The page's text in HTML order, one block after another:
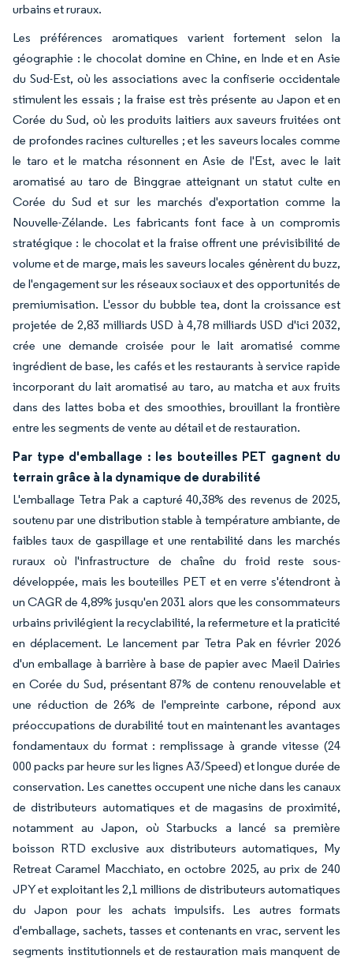
urbains et ruraux.
Les préférences aromatiques varient fortement selon la
géographie : le chocolat domine en Chine, en Inde et en Asie
du Sud-Est, où les associations avec la confiserie occidentale
stimulent les essais ; la fraise est très présente au Japon et en
Corée du Sud, où les produits laitiers aux saveurs fruitées ont
de profondes racines culturelles ; et les saveurs locales comme
le taro et le matcha résonnent en Asie de l'Est, avec le lait
aromatisé au taro de Binggrae atteignant un statut culte en
Corée du Sud et sur les marchés d'exportation comme la
Nouvelle-Zélande. Les fabricants font face à un compromis
stratégique : le chocolat et la fraise offrent une prévisibilité de
volume et de marge, mais les saveurs locales génèrent du buzz,
de l'engagement sur les réseaux sociaux et des opportunités de
premiumisation. L'essor du bubble tea, dont la croissance est
projetée de 2,83 milliards USD à 4,78 milliards USD d'ici 2032,
crée une demande croisée pour le lait aromatisé comme
ingrédient de base, les cafés et les restaurants à service rapide
incorporant du lait aromatisé au taro, au matcha et aux fruits
dans des lattes boba et des smoothies, brouillant la frontière
entre les segments de vente au détail et de restauration.
Par type d'emballage : les bouteilles PET gagnent du
terrain grâce à la dynamique de durabilité
L'emballage Tetra Pak a capturé 40,38% des revenus de 2025,
soutenu par une distribution stable à température ambiante, de
faibles taux de gaspillage et une rentabilité dans les marchés
ruraux où l'infrastructure de chaîne du froid reste sous-
développée, mais les bouteilles PET et en verre s'étendront à
un CAGR de 4,89% jusqu'en 2031 alors que les consommateurs
urbains privilégient la recyclabilité, la refermeture et la praticité
en déplacement. Le lancement par Tetra Pak en février 2026
d'un emballage à barrière à base de papier avec Maeil Dairies
en Corée du Sud, présentant 87% de contenu renouvelable et
une réduction de 26% de l'empreinte carbone, répond aux
préoccupations de durabilité tout en maintenant les avantages
fondamentaux du format : remplissage à grande vitesse (24
000 packs par heure sur les lignes A3/Speed) et longue durée de
conservation. Les canettes occupent une niche dans les canaux
de distributeurs automatiques et de magasins de proximité,
notamment au Japon, où Starbucks a lancé sa première
boisson RTD exclusive aux distributeurs automatiques, My
Retreat Caramel Macchiato, en octobre 2025, au prix de 240
JPY et exploitant les 2,1 millions de distributeurs automatiques
du Japon pour les achats impulsifs. Les autres formats
d'emballage, sachets, tasses et contenants en vrac, servent les
segments institutionnels et de restauration mais manquent de